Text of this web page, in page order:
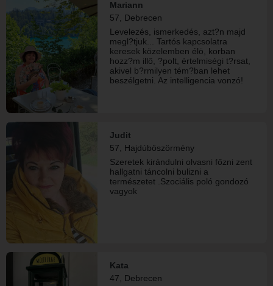
egy kis érzelmi biztonságra és
kiegyensúlyozott életre egy társsal
egymást akár egy életen át.
Mariann
57, Debrecen
Levelezés, ismerkedés, azt?n majd
megl?tjuk... Tartós kapcsolatra
keresek közelemben élö, korban
hozz?m illő, ?polt, értelmiségi t?rsat,
akivel b?rmilyen tém?ban lehet
beszélgetni. Az intelligencia vonzó!
Judit
57, Hajdúböszörmény
Szeretek kirándulni olvasni főzni zent
hallgatni táncolni bulizni a
természetet .Szociális poló gondozó
vagyok
Kata
47, Debrecen